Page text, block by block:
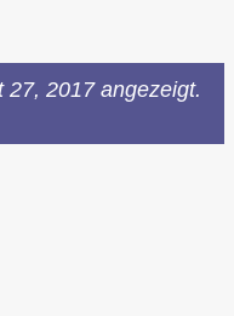
27, 2017 angezeigt.